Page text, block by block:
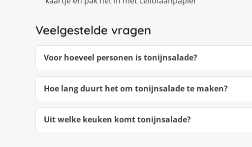
Veelgestelde vragen
Voor hoeveel personen is tonijnsalade?
Hoe lang duurt het om tonijnsalade te maken?
Uit welke keuken komt tonijnsalade?